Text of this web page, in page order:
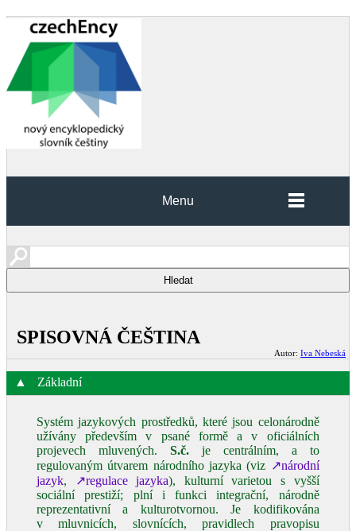
Menu
SPISOVNÁ ČEŠTINA
Autor: Iva Nebeská
▲ Základní
Systém jazykových prostředků, které jsou celonárodně
užívány především v psané formě a v oficiálních
projevech mluvených. S.č.je centrálním, a to
regulovaným útvarem národního jazyka (viz ↗národní
jazyk, ↗regulace jazyka), kulturní varietou s vyšší
sociální prestiží; plní i funkci integrační, národně
reprezentativní a kulturotvornou. Je kodifikována
v mluvnicích, slovnících, pravidlech pravopisu